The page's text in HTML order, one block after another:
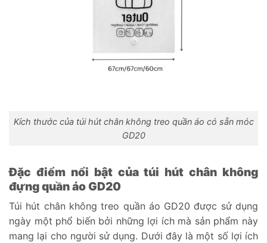
Kích thước của túi hút chân không treo quần áo có sẵn móc
GD20
Đặc điểm nổi bật của túi hút chân không
đựng quần áo GD20
Túi hút chân không treo quần áo GD20 được sử dụng
ngày một phổ biến bởi những lợi ích mà sản phẩm này
mang lại cho người sử dụng. Dưới đây là một số lợi ích